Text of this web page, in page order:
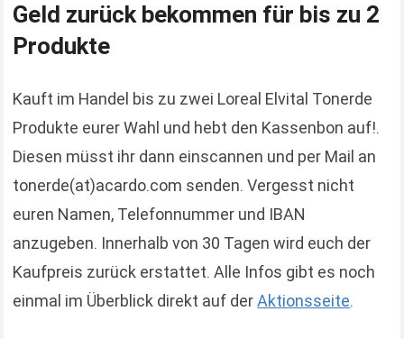
Geld zurück bekommen für bis zu 2
Produkte
Kauft im Handel bis zu zwei Loreal Elvital Tonerde
Produkte eurer Wahl und hebt den Kassenbon auf!.
Diesen müsst ihr dann einscannen und per Mail an
tonerde(at)acardo.com senden. Vergesst nicht
euren Namen, Telefonnummer und IBAN
anzugeben. Innerhalb von 30 Tagen wird euch der
Kaufpreis zurück erstattet. Alle Infos gibt es noch
einmal im Überblick direkt auf derAktionsseite.